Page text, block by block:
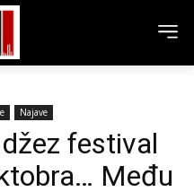
Najave
festival
Među